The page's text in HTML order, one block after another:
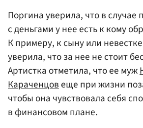
Поргина уверила, что в случае
с деньгами у нее есть к кому
К примеру, к сыну или
уверила, что за нее не стоит
Артистка отметила, что ее муж
Караченцовеще при жизни
чтобы она чувствовала себя
в финансовом плане.